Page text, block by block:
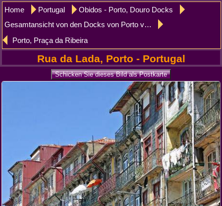
Home Portugal
Obidos - Porto, Douro Docks
Gesamtansicht von den Docks von Porto vom Fluss Duro
Porto, Praça da Ribeira
Rua da Lada, Porto - Portugal